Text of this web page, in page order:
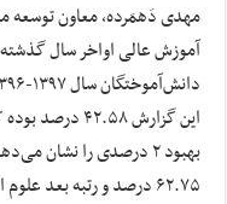
مهدی دَهمَرده، معاون توسعه
آموزش عالی اواخر سال
این گزارش
بهبود ۲ درصدی را نشان
۶۲.۷۵ درصد و رتبه بعد علوم انسانی با ۴۴.۹۵درصد است.